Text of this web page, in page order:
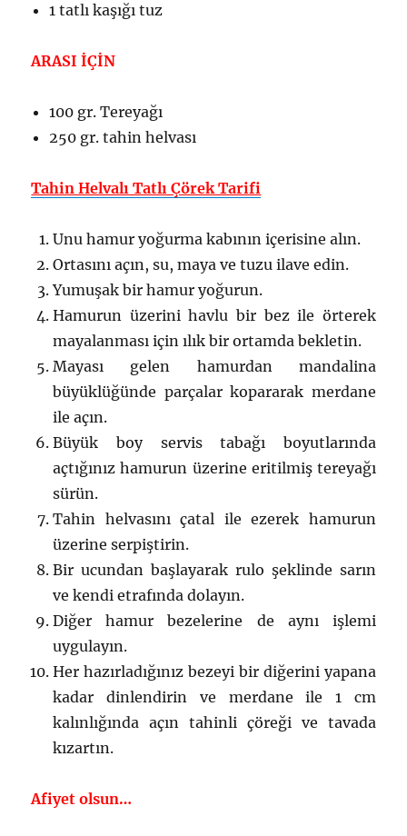
1 tatlı kaşığı tuz
ARASI İÇİN
100 gr. Tereyağı
250 gr. tahin helvası
Tahin Helvalı Tatlı Çörek Tarifi
Unu hamur yoğurma kabının içerisine alın.
Ortasını açın, su, maya ve tuzu ilave edin.
Yumuşak bir hamur yoğurun.
Hamurun üzerini havlu bir bez ile örterek
mayalanması için ılık bir ortamda bekletin.
Mayası gelen hamurdan mandalina
büyüklüğünde parçalar kopararak merdane
ile açın.
Büyük boy servis tabağı boyutlarında
açtığınız hamurun üzerine eritilmiş tereyağı
sürün.
Tahin helvasını çatal ile ezerek hamurun
üzerine serpiştirin.
Bir ucundan başlayarak rulo şeklinde sarın
ve kendi etrafında dolayın.
Diğer hamur bezelerine de aynı işlemi
uygulayın.
Her hazırladığınız bezeyi bir diğerini yapana
kadar dinlendirin ve merdane ile 1 cm
kalınlığında açın tahinli çöreği ve tavada
kızartın.
Afiyet olsun…